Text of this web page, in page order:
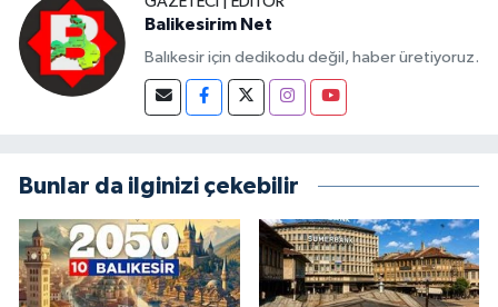
Balikesirim Net
Balıkesir için dedikodu değil, haber üretiyoruz.
Bunlar da ilginizi çekebilir